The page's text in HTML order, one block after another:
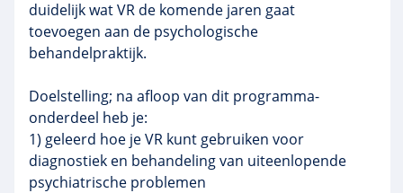
duidelijk wat VR de komende jaren gaat
toevoegen aan de psychologische
behandelpraktijk.
Doelstelling; na afloop van dit programma-
onderdeel heb je:
1) geleerd hoe je VR kunt gebruiken voor
diagnostiek en behandeling van uiteenlopende
psychiatrische problemen